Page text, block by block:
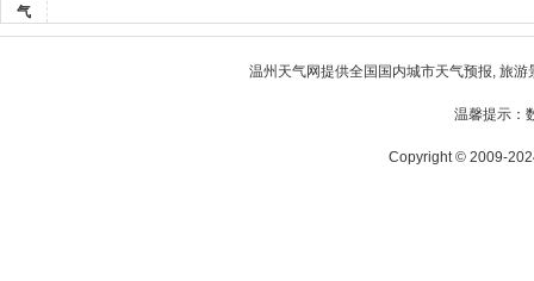
气
温州天气网提供全国国内城市天气预报, 旅游
温馨提示：
Copyright © 2009-